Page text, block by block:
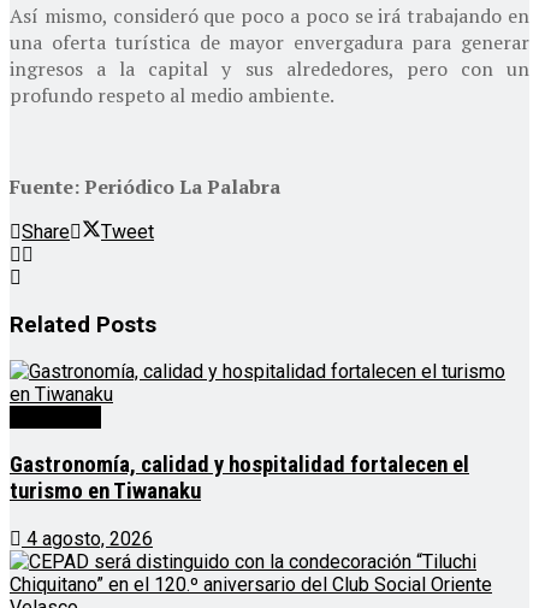
Así mismo, consideró que poco a poco se irá trabajando en
una oferta turística de mayor envergadura para generar
ingresos a la capital y sus alrededores, pero con un
profundo respeto al medio ambiente.
Fuente: Periódico La Palabra
Share Tweet
Related Posts
Gastronomía, calidad y hospitalidad fortalecen el
turismo en Tiwanaku
4 agosto, 2026